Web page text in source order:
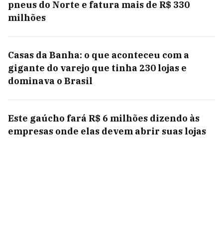
pneus do Norte e fatura mais de R$ 330
milhões
Casas da Banha: o que aconteceu com a
gigante do varejo que tinha 230 lojas e
dominava o Brasil
Este gaúcho fará R$ 6 milhões dizendo às
empresas onde elas devem abrir suas lojas